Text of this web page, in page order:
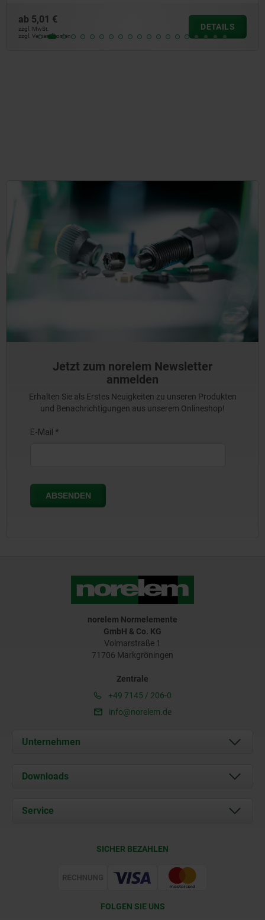
ab6,81 €
zzgl. MwSt.
zzgl. Versandkosten
DETAILS
Jetzt zum norelem Newsletter
anmelden
Erhalten Sie als Erstes Neuigkeiten zu unseren Produkten
und Benachrichtigungen aus unserem Onlineshop!
norelem Normelemente
GmbH & Co. KG
Volmarstraße 1
71706 Markgröningen
Zentrale
+49 7145 / 206-0
info@norelem.de
Unternehmen
Über uns
Karriere
Downloads
Dokumente
Service
Web Support
SICHER BEZAHLEN
FOLGEN SIE UNS